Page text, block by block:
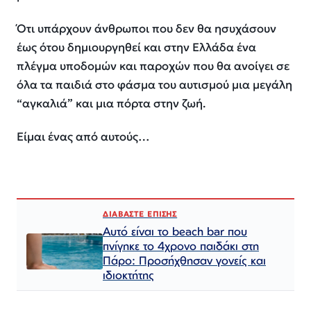
Ότι υπάρχουν άνθρωποι που δεν θα ησυχάσουν
έως ότου δημιουργηθεί και στην Ελλάδα ένα
πλέγμα υποδομών και παροχών που θα ανοίγει σε
όλα τα παιδιά στο φάσμα του αυτισμού μια μεγάλη
“αγκαλιά” και μια πόρτα στην ζωή.
Είμαι ένας από αυτούς…
ΔΙΑΒΑΣΤΕ ΕΠΙΣΗΣ
Αυτό είναι το beach bar που
πνίγηκε το 4χρονο παιδάκι στη
Πάρο: Προσήχθησαν γονείς και
ιδιοκτήτης